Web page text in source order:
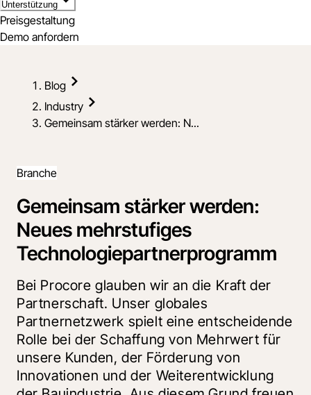
Unterstützung
Preisgestaltung
Demo anfordern
Blog
Industry
Gemeinsam stärker werden: N...
Branche
Gemeinsam stärker werden:
Neues mehrstufiges
Technologiepartnerprogramm
Bei Procore glauben wir an die Kraft der
Partnerschaft. Unser globales
Partnernetzwerk spielt eine entscheidende
Rolle bei der Schaffung von Mehrwert für
unsere Kunden, der Förderung von
Innovationen und der Weiterentwicklung